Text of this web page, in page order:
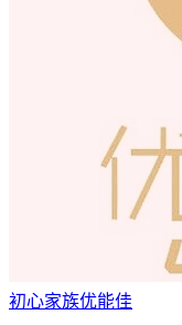
初心家族优能佳